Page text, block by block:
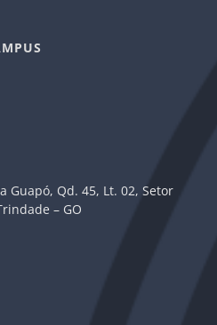
Guapó, Qd. 45, Lt. 02, Setor
– GO